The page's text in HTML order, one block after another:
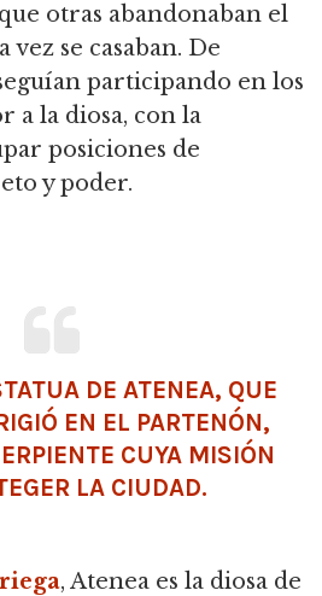
otras abandonaban el
se casaban. De
participando en los
a la diosa, con la
posiciones de
y poder.
DE ATENEA, QUE
EN EL PARTENÓN,
CUYA MISIÓN
LA CIUDAD.
, Atenea es la diosa de